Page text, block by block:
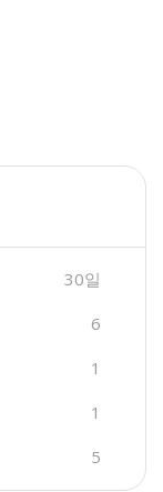
30일
6
1
1
5